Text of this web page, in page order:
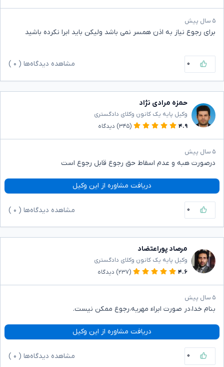
۵ سال پیش
برای رجوع نیاز به اذن همسر نمی باشد ولیکن باید ابرا نکرده باشید
۰ مشاهده دیدگاه‌ها ( ۰
حمزه مرادی نژاد
وکیل پایه یک کانون وکلای دادگستری
۴.۹
(۳۴۵) دیدگاه
۵ سال پیش
درصورت هبه و عدم اسقاط حق رجوع قابل رجوع است
دریافت مشاوره از این وکیل
۰ مشاهده دیدگاه‌ها ( ۰
مرصاد پوراعتضاد
وکیل پایه یک کانون وکلای دادگستری
۴.۶
(۲۳۷) دیدگاه
۵ سال پیش
بنام خدا،در صورت ابراء مهریه،رجوع ممکن نیست.
دریافت مشاوره از این وکیل
۰ مشاهده دیدگاه‌ها ( ۰